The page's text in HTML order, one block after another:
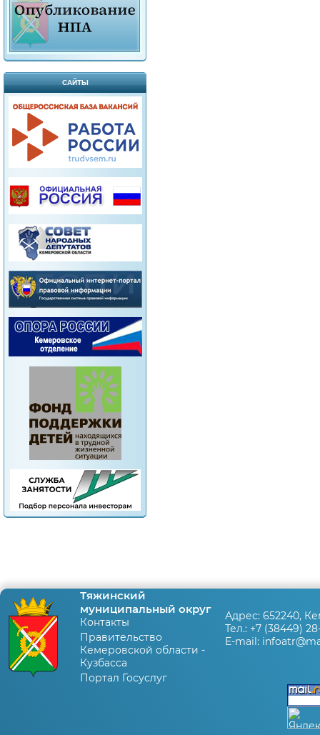
САЙТЫ
Тяжинский
муниципальный округ
Контакты
Правительство
Кемеровской области -
Кузбасса
Портал Госуслуг
Адрес: 652240,
Тел.: +7 (38449)
E-mail: